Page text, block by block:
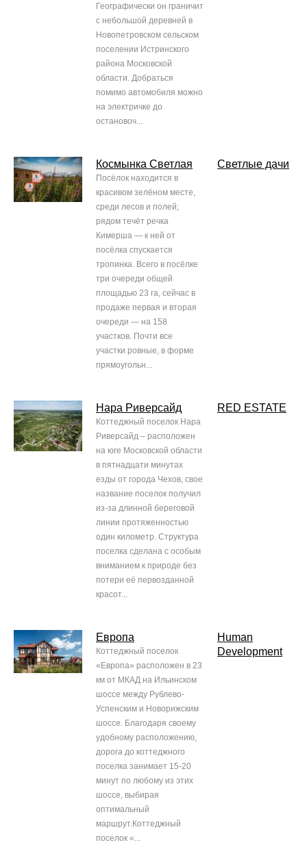
Географически он граничит
с небольшой деревней в
Новопетровском сельском
поселении Истринского
района Московской
области. Добраться
помимо автомобиля можно
на электричке до
остановоч...
Космынка Светлая
Посёлок находится в
красивом зелёном месте,
среди лесов и полей;
рядом течёт речка
Кимерша — к ней от
посёлка спускается
тропинка. Всего в посёлке
три очереди общей
площадью 23 га, сейчас в
продаже первая и вторая
очереди — на 158
участков. Почти все
участки ровные, в форме
прямоугольн...
Светлые дачи
Нара Риверсайд
Коттеджный поселок Нара
Риверсайд – расположен
на юге Московской области
в пятнадцати минутах
езды от города Чехов, свое
название поселок получил
из-за длинной береговой
линии протяженностью
один километр. Структура
поселка сделана с особым
вниманием к природе без
потери её первозданной
красот...
RED ESTATE
Европа
Коттеджный поселок
«Европа» расположен в 23
км от МКАД на Ильинском
шоссе между Рублево-
Успенским и Новорижским
шоссе. Благодаря своему
удобному расположению,
дорога до коттеджного
поселка занимает 15-20
минут по любому из этих
шоссе, выбирая
оптимальный
маршрут.Коттеджный
поселок «...
Human
Development